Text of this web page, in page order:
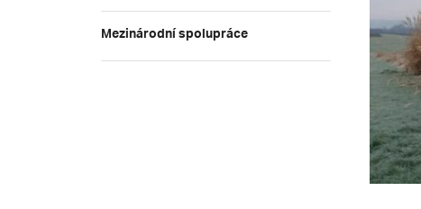
Mezinárodní spolupráce